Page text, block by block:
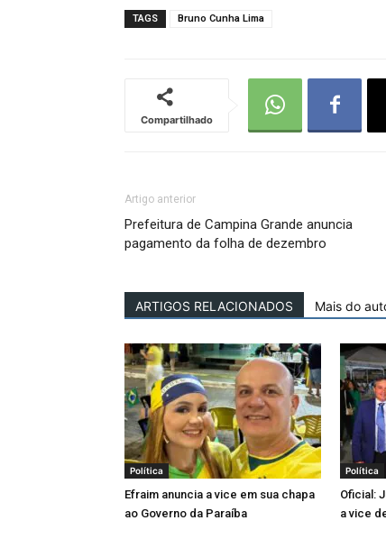
TAGS Bruno Cunha Lima
Compartilhado
Artigo anterior
Prefeitura de Campina Grande anuncia
pagamento da folha de dezembro
ARTIGOS RELACIONADOS Mais do
Política
Efraim anuncia a vice em sua chapa
ao Governo da Paraíba
Política
Oficial:
a vice